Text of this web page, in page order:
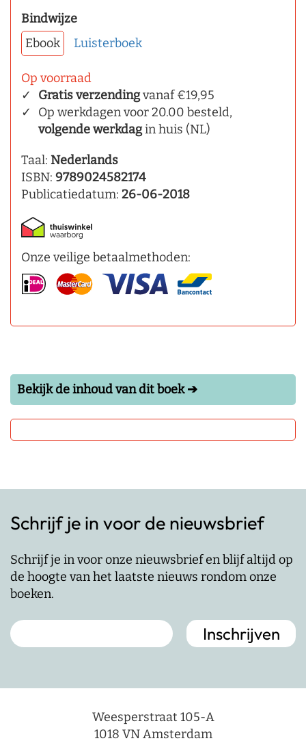
Bindwijze
Ebook
Luisterboek
Op voorraad
Gratis verzendingvanaf €19,95
Op werkdagen voor 20.00 besteld,
volgende werkdagin huis (NL)
Taal: Nederlands
ISBN: 9789024582174
Publicatiedatum: 26-06-2018
Onze veilige betaalmethoden:
Bekijk de inhoud van dit boek ➔
Schrijf je in voor de nieuwsbrief
Schrijf je in voor onze nieuwsbrief en blijf altijd op
de hoogte van het laatste nieuws rondom onze
boeken.
Weesperstraat 105-A
1018 VN Amsterdam